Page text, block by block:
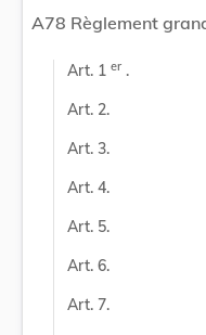
Art. 1 er .
Art. 2.
Art. 3.
Art. 4.
Art. 5.
Art. 6.
Art. 7.